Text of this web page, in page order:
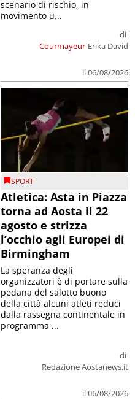
Courmayeur
di
Erika David
il 06/08/2026
scenario di rischio, in
movimento u...
SPORT
Atletica: Asta in Piazza
torna ad Aosta il 22
agosto e strizza
l’occhio agli Europei di
Birmingham
di
Redazione Aostanews.it
il 06/08/2026
La speranza degli
organizzatori è di portare sulla
pedana del salotto buono
della città alcuni atleti reduci
dalla rassegna continentale in
programma ...